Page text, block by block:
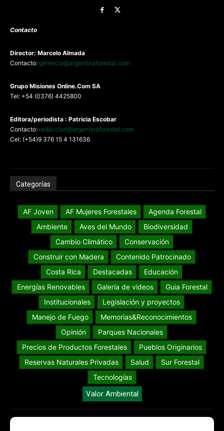
Contacto
Director: Marcelo Almada
Contacto: gerencia@argentinaforestal.com
Grupo Misiones Online.Com SA
Tel: +54 (0376) 4425800
Editora/periodista : Patricia Escobar
Contacto: redaccion@argentinaforestal.com
Cel: (+54)9 376 15 4 131636
Categorías
AF Joven AF Mujeres Forestales
Agenda Forestal
Ambiente
Aves del Mundo
Biodiversidad
Cambio Climático
Conservación
Construir con Madera
Contenido Patrocinado
Costa Rica
Destacadas
Educación
Energías Renovables
Galería de videos
Guia Forestal
Institucionales
Legislación y proyectos
Manejo de Fuego
Memorias&Reconocimientos
Opinión
Parques Nacionales
Precios de Productos Forestales
Pueblos Originarios
Reservas Naturales Privadas
Salud
Sur Forestal
Tecnologías
Valor Ambiental